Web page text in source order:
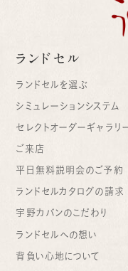
ランドセル
ランドセルを選ぶ
シミュレーションシステム
セレクトオーダーギャラリ
ご来店
平日無料説明会のご予約
ランドセルカタログの請求
宇野カバンのこだわり
ランドセルへの想い
背負い心地について